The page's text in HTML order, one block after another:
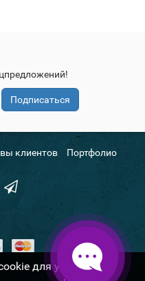
Подписаться
клиентов Портфолио
для улучшения